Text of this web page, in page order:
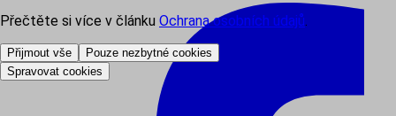
Přečtěte si více v článku Ochrana osobních údajů.
Přijmout vše
Pouze nezbytné cookies
Spravovat cookies